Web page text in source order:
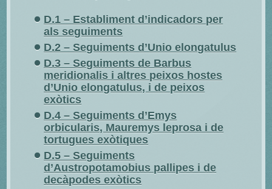
D.1 – Establiment d’indicadors per
als seguiments
D.2 – Seguiments d’Unio elongatulus
D.3 – Seguiments de Barbus
meridionalis i altres peixos hostes
d’Unio elongatulus, i de peixos
exòtics
D.4 – Seguiments d’Emys
orbicularis, Mauremys leprosa i de
tortugues exòtiques
D.5 – Seguiments
d’Austropotamobius pallipes i de
decàpodes exòtics